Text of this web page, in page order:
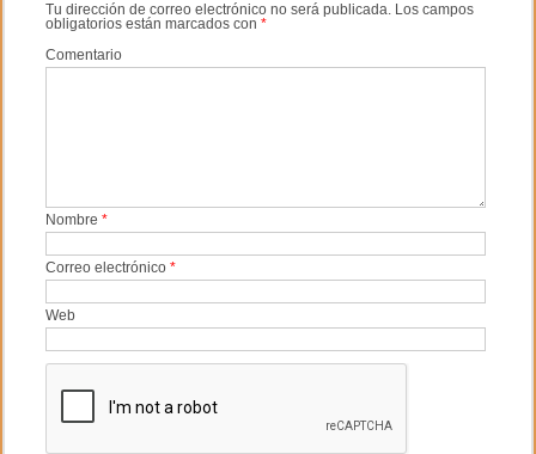
o
o
tir
Tu dirección de correo electrónico no será publicada. Los campos
obligatorios están marcados con*
Comentario
Nombre*
Correo electrónico*
Web